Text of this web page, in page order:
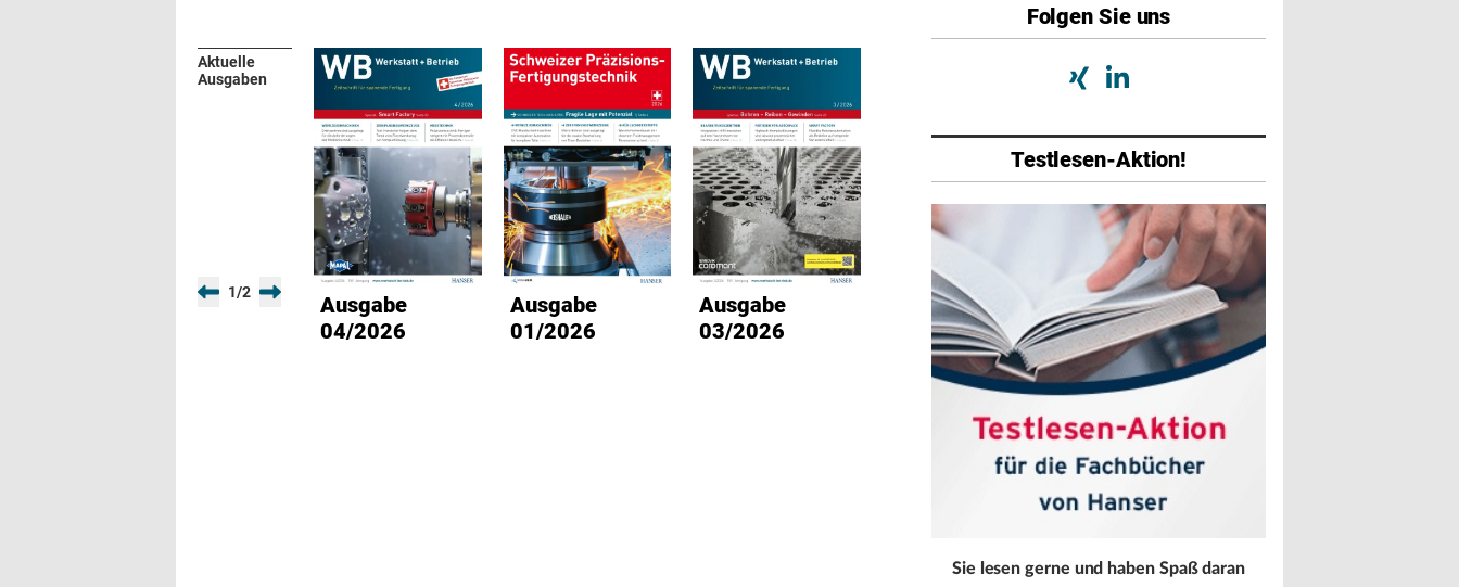
Aktuelle
Ausgaben
1/2
Ausgabe
04/2026
Ausgabe
01/2026
Ausgabe
03/2026
Ausgabe
02/2026
Ausgabe
01/2026
Folgen Sie uns
Testlesen-Aktion!
Sie lesen gerne und haben Spaß daran